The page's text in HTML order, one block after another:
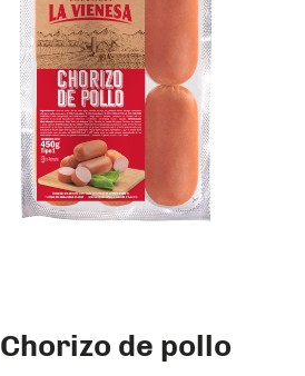
Chorizo de pollo